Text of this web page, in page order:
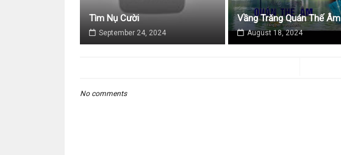
Tìm Nụ Cười
September 24, 2024
Vầng Trăng Quán Thế Âm
August 18, 2024
No comments